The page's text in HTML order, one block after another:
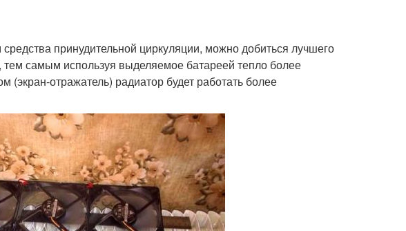
принудительной циркуляции, можно добиться лучшего
самым используя выделяемое батареей тепло более
отражатель) радиатор будет работать более